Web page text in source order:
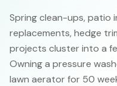
Spring clean-ups, patio
replacements, hedge
projects cluster into a
Owning a pressure
lawn aerator for 50